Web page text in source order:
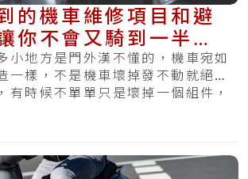
的機車維修項目和避
你不會又騎到一半出
小地方是門外漢不懂的，機車宛如
一樣，不是機車壞掉發不動就絕對
有時候不單單只是壞掉一個組件，